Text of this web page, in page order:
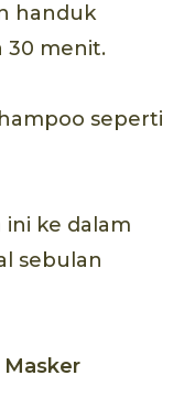
handuk
30 menit.
seperti
ke dalam
sebulan